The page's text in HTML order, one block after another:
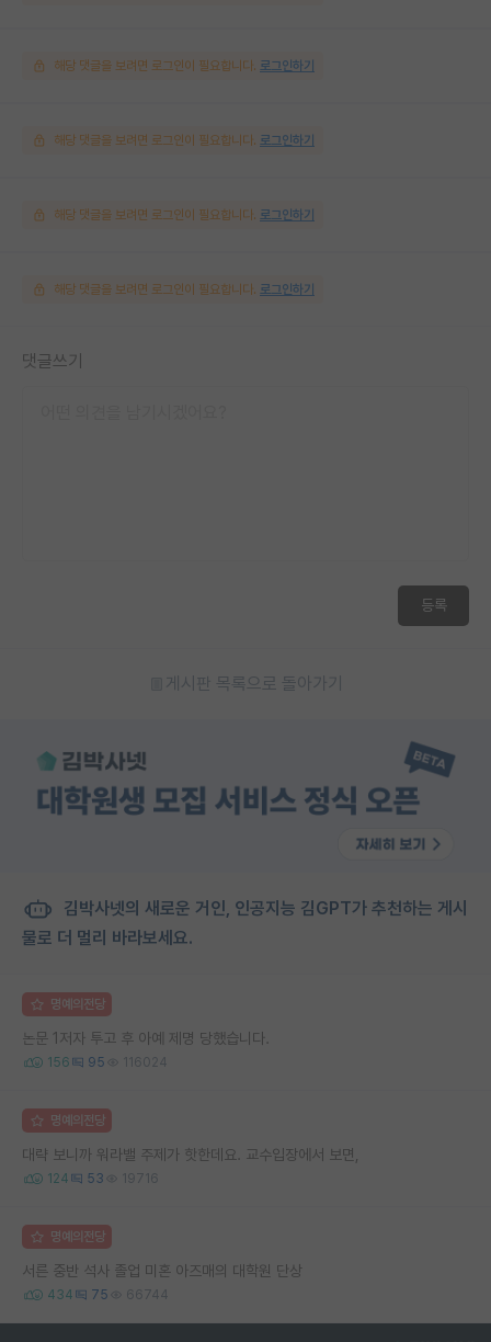
해당 댓글을 보려면 로그인이 필요합니다. 로그인하기
해당 댓글을 보려면 로그인이 필요합니다. 로그인하기
해당 댓글을 보려면 로그인이 필요합니다. 로그인하기
해당 댓글을 보려면 로그인이 필요합니다. 로그인하기
댓글쓰기
등록
게시판 목록으로 돌아가기
김박사넷의 새로운 거인, 인공지능 김GPT가 추천하는 게시
물로 더 멀리 바라보세요.
명예의전당
논문 1저자 투고 후 아예 제명 당했습니다.
156 95 116024
명예의전당
대략 보니까 워라밸 주제가 핫한데요. 교수입장에서 보면,
124 53 19716
명예의전당
서른 중반 석사 졸업 미혼 아즈매의 대학원 단상
434 75 66744